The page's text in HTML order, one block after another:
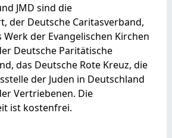
JMD sind die
der Deutsche Caritasverband,
Werk der Evangelischen Kirchen
Deutsche Paritätische
das Deutsche Rote Kreuz, die
der Juden in Deutschland
Vertriebenen. Die
ist kostenfrei.